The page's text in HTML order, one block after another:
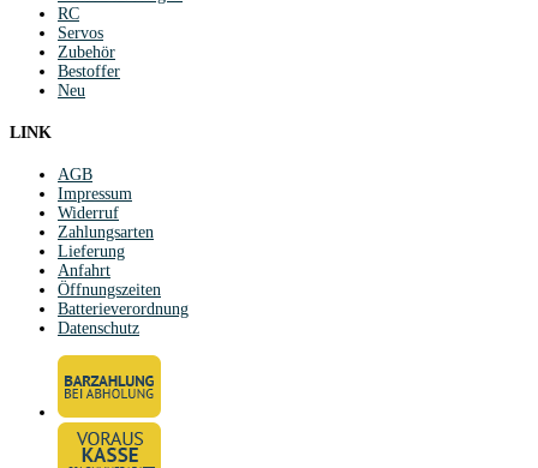
RC
Servos
Zubehör
Bestoffer
Neu
LINK
AGB
Impressum
Widerruf
Zahlungsarten
Lieferung
Anfahrt
Öffnungszeiten
Batterieverordnung
Datenschutz